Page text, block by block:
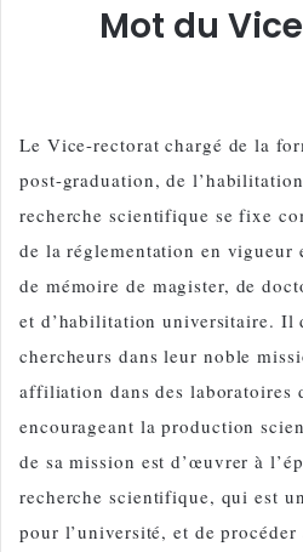
Mot du
Le Vice-rectorat chargé de la
post-graduation, de
recherche scientifique se fixe
de la réglementation en vigueur
de mémoire de magister, de
et d’habilitation universitaire. Il
chercheurs dans leur noble
affiliation dans des laboratoires
encourageant la production
de sa mission est d’œuvrer à
recherche scientifique, qui est
pour l’université, et de